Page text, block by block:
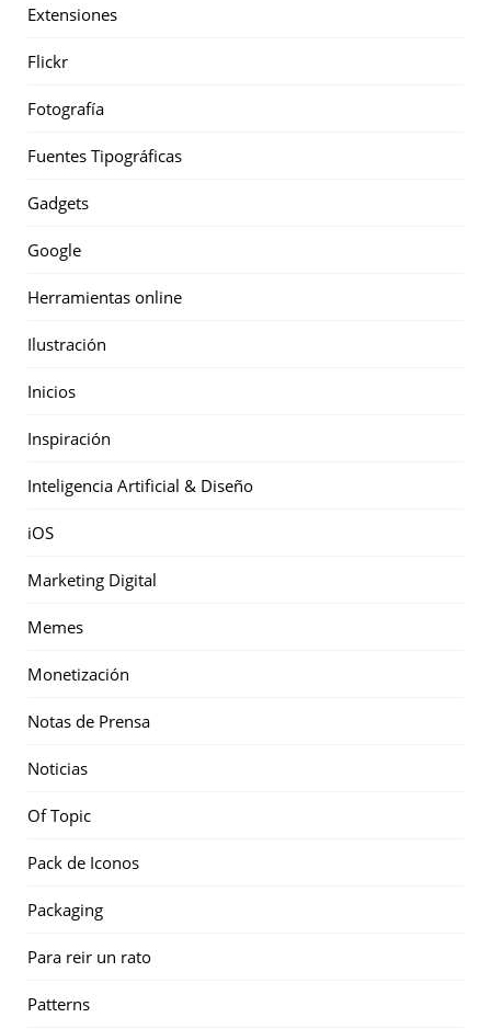
Extensiones
Flickr
Fotografía
Fuentes Tipográficas
Gadgets
Google
Herramientas online
Ilustración
Inicios
Inspiración
Inteligencia Artificial & Diseño
iOS
Marketing Digital
Memes
Monetización
Notas de Prensa
Noticias
Of Topic
Pack de Iconos
Packaging
Para reir un rato
Patterns